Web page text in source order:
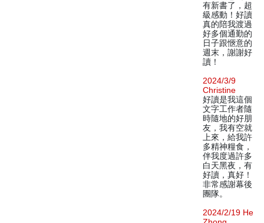
有新書了，超
級感動！好讀
真的陪我渡過
好多個通勤的
日子跟愜意的
週末，謝謝好
讀！
2024/3/9
Christine
好讀是我這個
文字工作者隨
時隨地的好朋
友，我有空就
上來，給我許
多精神糧食，
伴我度過許多
白天黑夜，有
好讀，真好！
非常感謝幕後
團隊。
2024/2/19 He